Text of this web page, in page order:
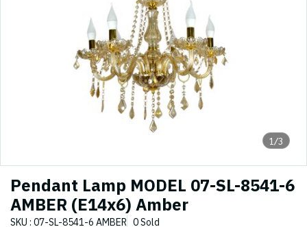
1/3
Pendant Lamp MODEL 07-SL-8541-6
AMBER (E14x6) Amber
SKU : 07-SL-8541-6 AMBER 0 Sold